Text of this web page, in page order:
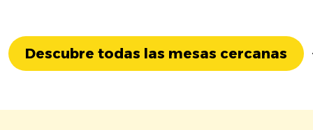
Descubre todas las mesas cercanas